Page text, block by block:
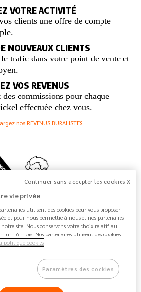
VOTRE ACTIVITÉ
clients une offre de compte
NOUVEAUX CLIENTS
trafic dans votre point de vente et
VOS REVENUS
des commissions pour chaque
effectuée chez vous.
nos REVENUS BURALISTES
Continuer sans accepter les cookies X
vie privée
utilisent des cookies pour vous proposer
et pour nous permettre à nous et nos partenaires
site. Nous conservons votre choix relatif au
6 mois. Nos partenaires utilisent des cookies
politique cookies
Paramètres des cookies